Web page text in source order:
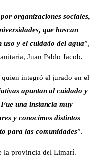
organizaciones sociales,
que buscan
y el cuidado del agua”,
Juan Pablo Jacob.
integró el jurado en el
apuntan al cuidado y
una instancia muy
y conocimos distintos
para las comunidades”.
la provincia del Limarí.